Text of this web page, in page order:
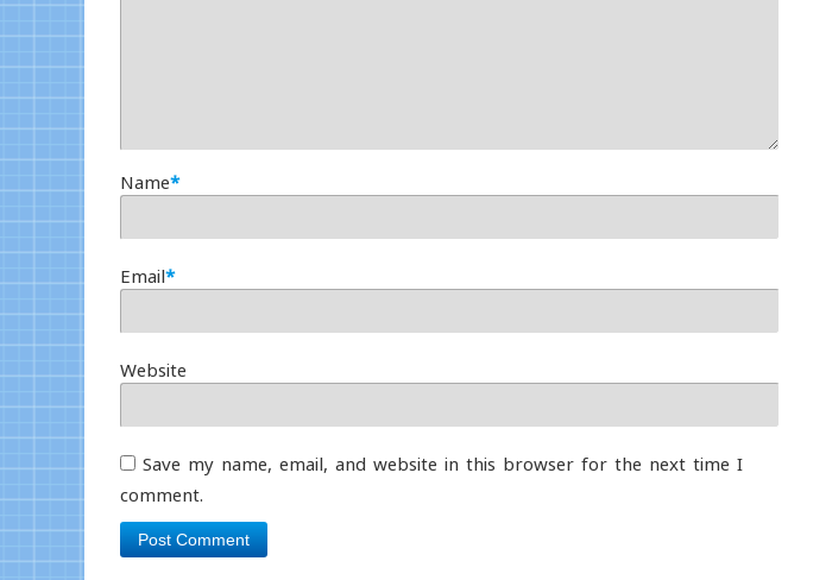
Name*
Email*
Website
Save my name, email, and website in this browser for the next time I
comment.